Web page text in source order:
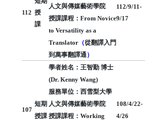
112 授
課
人文與傳媒藝術學院
授課課程： From Novice
to Versatility as a
Translator （從翻譯入門
到萬事翻譯通）
112/9/11-
9/17
107
短期
授課
學者姓名：王智勤 博士
(Dr. Kenny Wang)
服務單位：西雪梨大學
人文與傳媒藝術學院
授課課程：Working
108/4/22-
4/26